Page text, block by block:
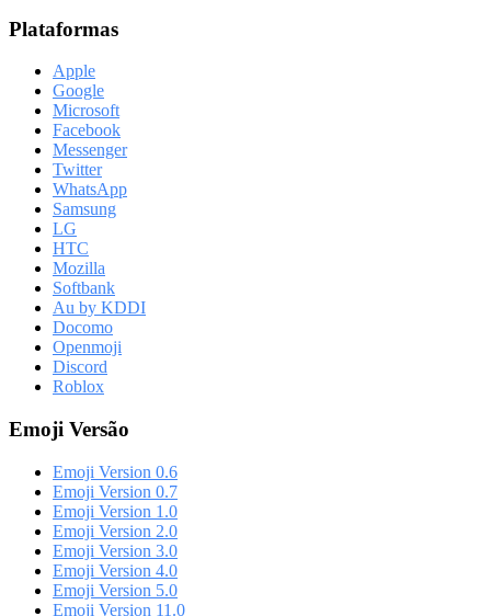
Plataformas
Apple
Google
Microsoft
Facebook
Messenger
Twitter
WhatsApp
Samsung
LG
HTC
Mozilla
Softbank
Au by KDDI
Docomo
Openmoji
Discord
Roblox
Emoji Versão
Emoji Version 0.6
Emoji Version 0.7
Emoji Version 1.0
Emoji Version 2.0
Emoji Version 3.0
Emoji Version 4.0
Emoji Version 5.0
Emoji Version 11.0